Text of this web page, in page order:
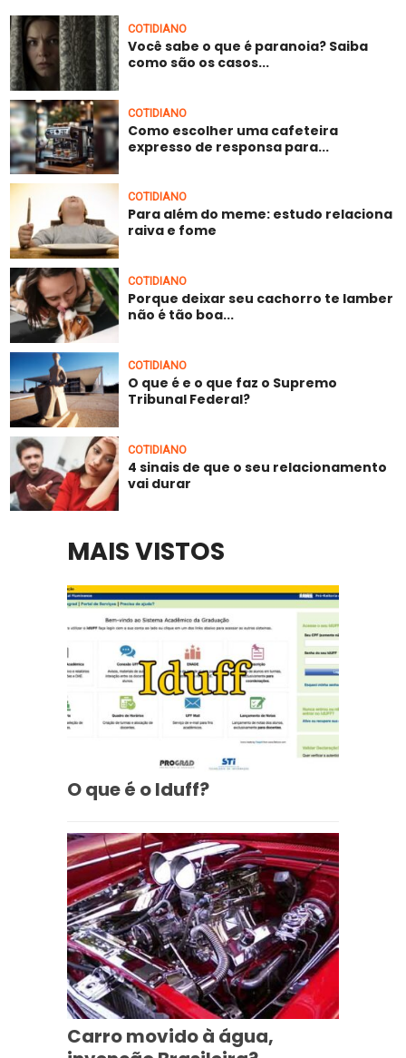
COTIDIANO
Você sabe o que é paranoia? Saiba
como são os casos...
COTIDIANO
Como escolher uma cafeteira
expresso de responsa para...
COTIDIANO
Para além do meme: estudo relaciona
raiva e fome
COTIDIANO
Porque deixar seu cachorro te lamber
não é tão boa...
COTIDIANO
O que é e o que faz o Supremo
Tribunal Federal?
COTIDIANO
4 sinais de que o seu relacionamento
vai durar
MAIS VISTOS
O que é o Iduff?
Carro movido à água,